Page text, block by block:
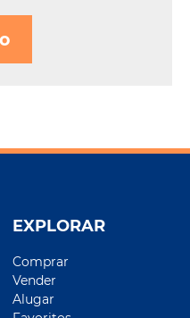
EXPLORAR
Comprar
Vender
Alugar